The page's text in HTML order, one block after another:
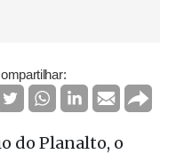
do Planalto, o